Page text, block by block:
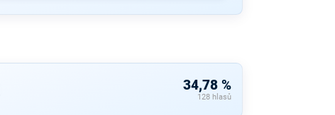
34,78 %
128 hlasů